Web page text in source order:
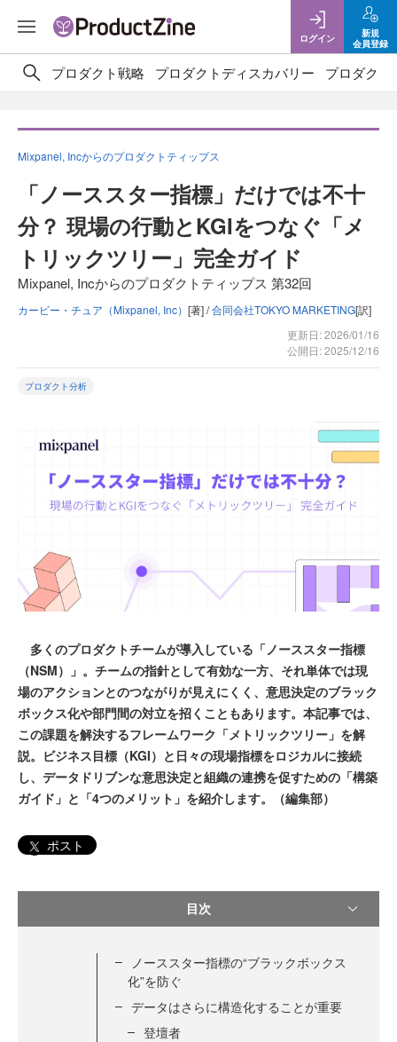
ログイン
新規
会員登録
プロダクト戦略 プロダクトディスカバリー プロダクト
Mixpanel, Incからのプロダクトティップス
「ノーススター指標」だけでは不十
分？ 現場の行動とKGIをつなぐ「メ
トリックツリー」完全ガイド
Mixpanel, Incからのプロダクトティップス 第32回
カービー・チュア（Mixpanel, Inc） [著] /合同会社TOKYO MARKETING[訳]
更新日: 2026/01/16
公開日: 2025/12/16
プロダクト分析
多くのプロダクトチームが導入している「ノーススター指標
（NSM）」。チームの指針として有効な一方、それ単体では現
場のアクションとのつながりが見えにくく、意思決定のブラック
ボックス化や部門間の対立を招くこともあります。本記事では、
この課題を解決するフレームワーク「メトリックツリー」を解
説。ビジネス目標（KGI）と日々の現場指標をロジカルに接続
し、データドリブンな意思決定と組織の連携を促すための「構築
ガイド」と「4つのメリット」を紹介します。（編集部）
ポスト
目次
ノーススター指標の“ブラックボックス
化”を防ぐ
データはさらに構造化することが重要
登壇者